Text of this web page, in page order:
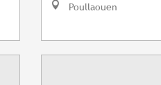
Poullaouen